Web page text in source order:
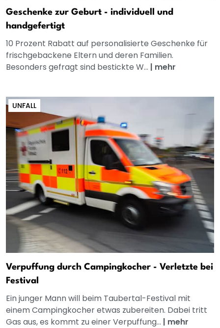
Geschenke zur Geburt - individuell und
handgefertigt
10 Prozent Rabatt auf personalisierte Geschenke für
frischgebackene Eltern und deren Familien.
Besonders gefragt sind bestickte W... | mehr
UNFALL
Verpuffung durch Campingkocher - Verletzte bei
Festival
Ein junger Mann will beim Taubertal-Festival mit
einem Campingkocher etwas zubereiten. Dabei tritt
Gas aus, es kommt zu einer Verpuffung... | mehr